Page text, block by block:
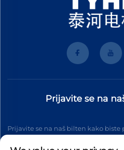
Prijavite se na
Prijavite se na naš bilten kako